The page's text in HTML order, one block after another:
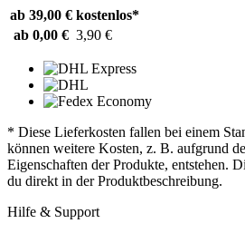
ab 39,00 € kostenlos*
ab 0,00 € 3,90 €
* Diese Lieferkosten fallen bei einem
können weitere Kosten, z. B. aufgrund
Eigenschaften der Produkte, entstehen.
du direkt in der Produktbeschreibung.
Hilfe & Support